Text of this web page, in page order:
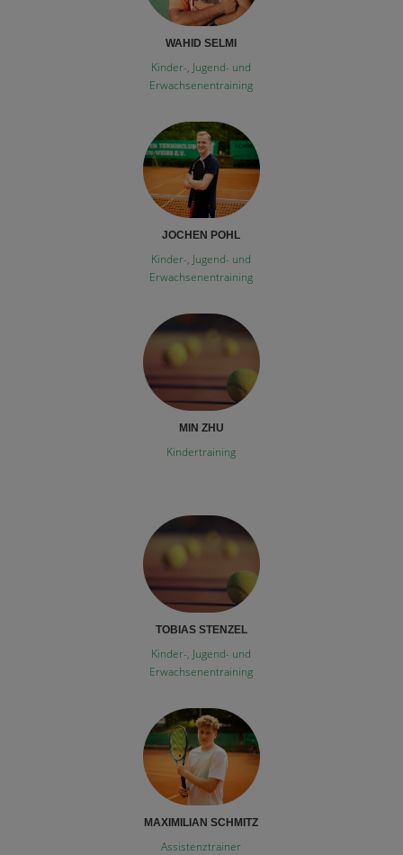
WAHID SELMI
Kinder-, Jugend- und
Erwachsenentraining
JOCHEN POHL
Kinder-, Jugend- und
Erwachsenentraining
MIN ZHU
Kindertraining
TOBIAS STENZEL
Kinder-, Jugend- und
Erwachsenentraining
MAXIMILIAN SCHMITZ
Assistenztrainer